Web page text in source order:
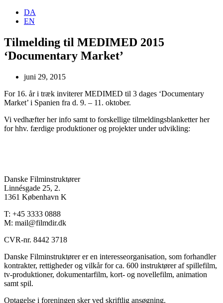
DA
EN
Tilmelding til MEDIMED 2015
‘Documentary Market’
juni 29, 2015
For 16. år i træk inviterer MEDIMED til 3 dages ‘Documentary
Market’ i Spanien fra d. 9. – 11. oktober.
Vi vedhæfter her info samt to forskellige tilmeldingsblanketter her
for hhv. færdige produktioner og projekter under udvikling:
Danske Filminstruktører
Linnésgade 25, 2.
1361 København K
T: +45 3333 0888
M: mail@filmdir.dk
CVR-nr. 8442 3718
Danske Filminstruktører er en interesseorganisation, som forhandler
kontrakter, rettigheder og vilkår for ca. 600 instruktører af spillefilm,
tv-produktioner, dokumentarfilm, kort- og novellefilm, animation
samt spil.
Optagelse i foreningen sker ved skriftlig ansøgning.